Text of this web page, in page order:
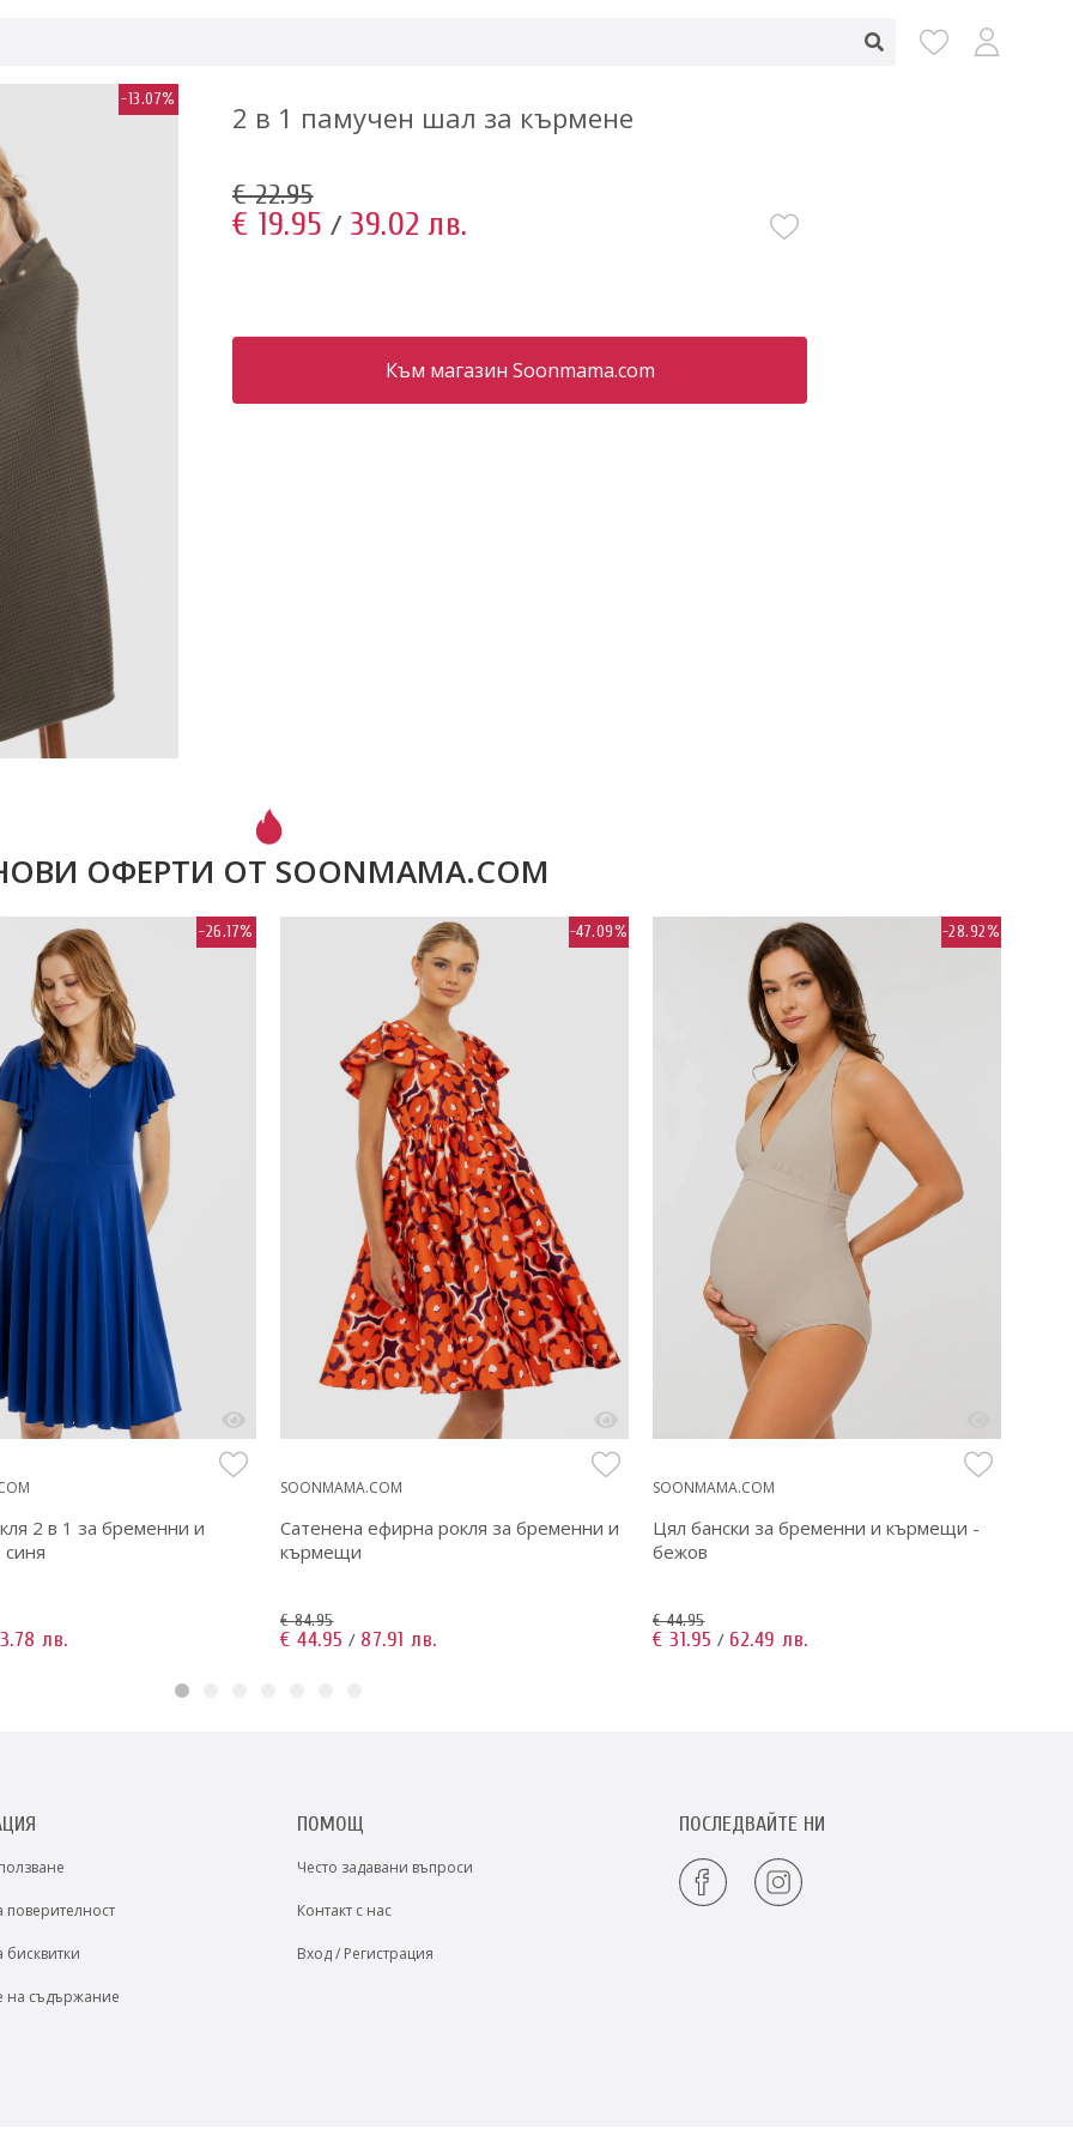
-13.07%
2 в 1 памучен шал за кърмене
€ 22.95
€ 19.95 / 39.02 лв.
Към магазин Soonmama.com
ОФЕРТИ ОТ SOONMAMA.COM
-26.17%
2 в 1 за бременни и
лв.
-47.09%
SOONMAMA.COM
Сатенена ефирна рокля за бременни и
кърмещи
€ 84.95
€ 44.95 / 87.91 лв.
-28.92%
SOONMAMA.COM
Цял бански за бременни и кърмещи -
бежов
€ 44.95
€ 31.95 / 62.49 лв.
поверителност
бисквитки
на съдържание
ПОМОЩ
Често задавани въпроси
Контакт с нас
Вход / Регистрация
ПОСЛЕДВАЙТЕ НИ